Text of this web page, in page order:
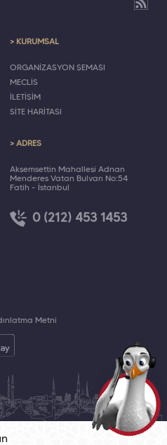
> KURUMSAL
ORGANİZASYON ŞEMASI
MECLİS
İLETİŞİM
SİTE HARİTASI
> ADRES
Akşemsettin Mahallesi Adnan
Menderes Vatan Bulvarı No:54
Fatih - İstanbul
0 (212) 453 1453
Metni